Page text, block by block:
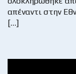
απέναντι στην
[…]